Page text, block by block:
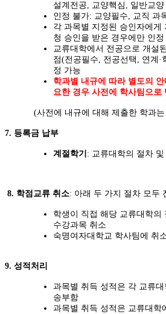
설계전공, 교양핵심, 일반교양
인정 불가: 교양필수, 교직 과
각 과목별 지정된 승인자에게
청 승인을 받은 경우에만 인정
교류대학에서 전공으로 개설
점(전공필수, 전공선택 , 연계 ·
정 가능
학과별 내규에 따라 별도의
요한 경우 사전에 학사팀으로
(사전에 내규에 대해 제출한 학과는
7. 등록금 납부
계절학기 : 교류대학의 절차
8. 학점교류 취소: 아래 두 가지 절차 모두
학생이 직접 해당 교류대학의
수강과목 취소
숙명여자대학교 학사팀에 취
9. 성적처리
과목별 취득 성적은 각 교류
송부함
과목별 취득 성적은 교류대학